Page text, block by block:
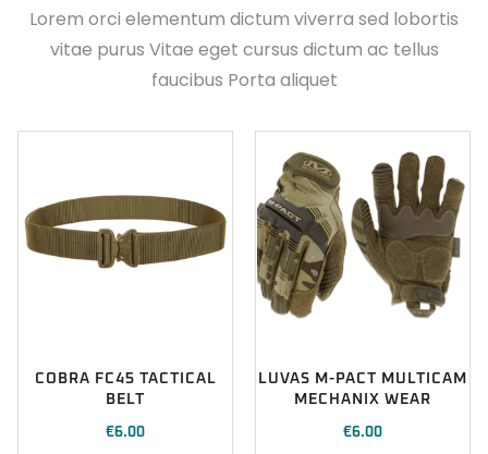
Lorem orci elementum dictum viverra sed lobortis
vitae purus Vitae eget cursus dictum ac tellus
faucibus Porta aliquet
COBRA FC45 TACTICAL
BELT
€6.00
LUVAS M-PACT MULTICAM
MECHANIX WEAR
€6.00